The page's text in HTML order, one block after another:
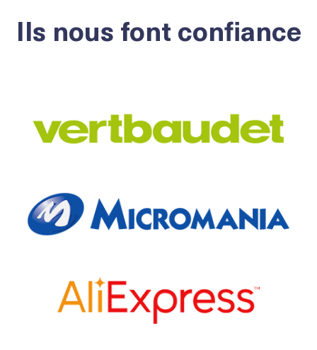
Ils nous font confiance